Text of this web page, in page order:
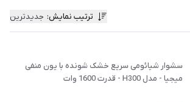
ترتیب نمایش: جدیدترین
سشوار شیائومی سریع خشک شونده با یون منفی
میجیا - مدل H300 - قدرت 1600 وات